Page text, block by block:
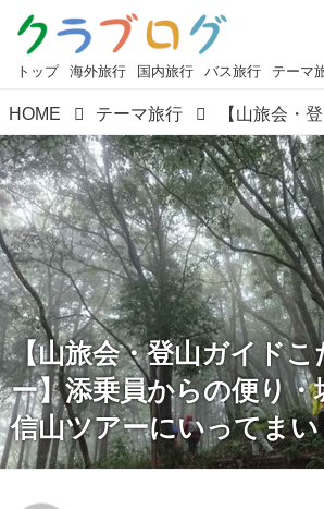
トップ 海外旅行 国内旅行 バス旅行 テーマ
HOME テーマ旅行
【山旅会・登山ガイド
ー】添乗員からの便り・
信山ツアーにいってま